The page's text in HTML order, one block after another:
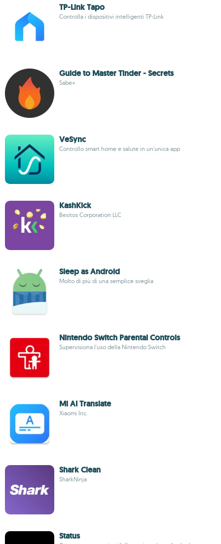
TP-Link Tapo
Controlla i dispositivi intelligenti TP-Link
Guide to Master Tinder - Secrets
Sabe+
VeSync
Controllo smart home e salute in un'unica app
KashKick
Besitos Corporation LLC
Sleep as Android
Molto di più di una semplice sveglia
Nintendo Switch Parental Controls
Supervisiona l'uso della Nintendo Switch
Mi AI Translate
Xiaomi Inc.
Shark Clean
SharkNinja
Status